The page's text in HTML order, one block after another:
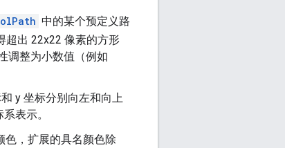
中的某个预定义路
超出 22x22 像素的方形
调整为小数值（例如
y 坐标分别向左和向上
表示。
色，扩展的具名颜色除